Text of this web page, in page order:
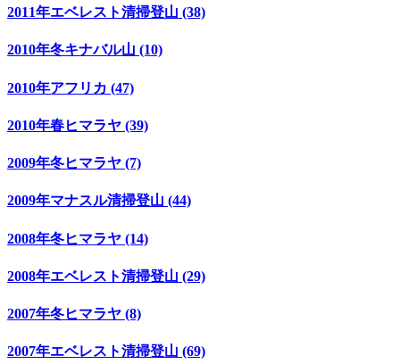
2011年エベレスト清掃登山 (38)
2010年冬キナバル山 (10)
2010年アフリカ (47)
2010年春ヒマラヤ (39)
2009年冬ヒマラヤ (7)
2009年マナスル清掃登山 (44)
2008年冬ヒマラヤ (14)
2008年エベレスト清掃登山 (29)
2007年冬ヒマラヤ (8)
2007年エベレスト清掃登山 (69)